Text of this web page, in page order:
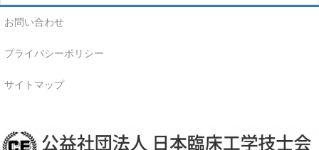
お問い合わせ
プライバシーポリシー
サイトマップ